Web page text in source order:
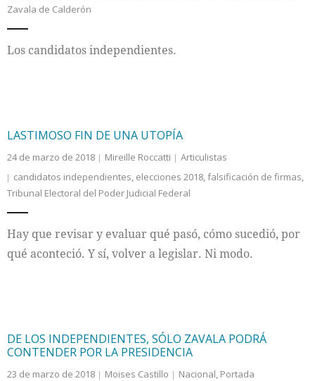
Zavala de Calderón
Los candidatos independientes.
LASTIMOSO FIN DE UNA UTOPÍA
24 de marzo de 2018 Mireille Roccatti
Articulistas
candidatos independientes, elecciones 2018,falsificación de firmas,
Tribunal Electoral del Poder Judicial Federal
Hay que revisar y evaluar qué pasó, cómo sucedió, por
qué aconteció. Y sí, volver a legislar. Ni modo.
DE LOS INDEPENDIENTES, SÓLO ZAVALA PODRÁ
CONTENDER POR LA PRESIDENCIA
23 de marzo de 2018 Moises Castillo Nacional, Portada